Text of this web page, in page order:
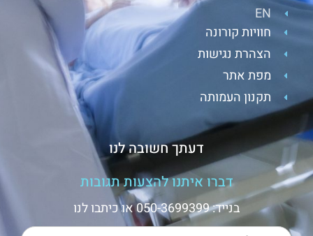
EN
חוויות קורונה
הצהרת נגישות
מפת אתר
תקנון העמותה
דעתך חשובה לנו
דברו איתנו להצעות תגובות
בנייד: 050-3699399 או כיתבו לנו